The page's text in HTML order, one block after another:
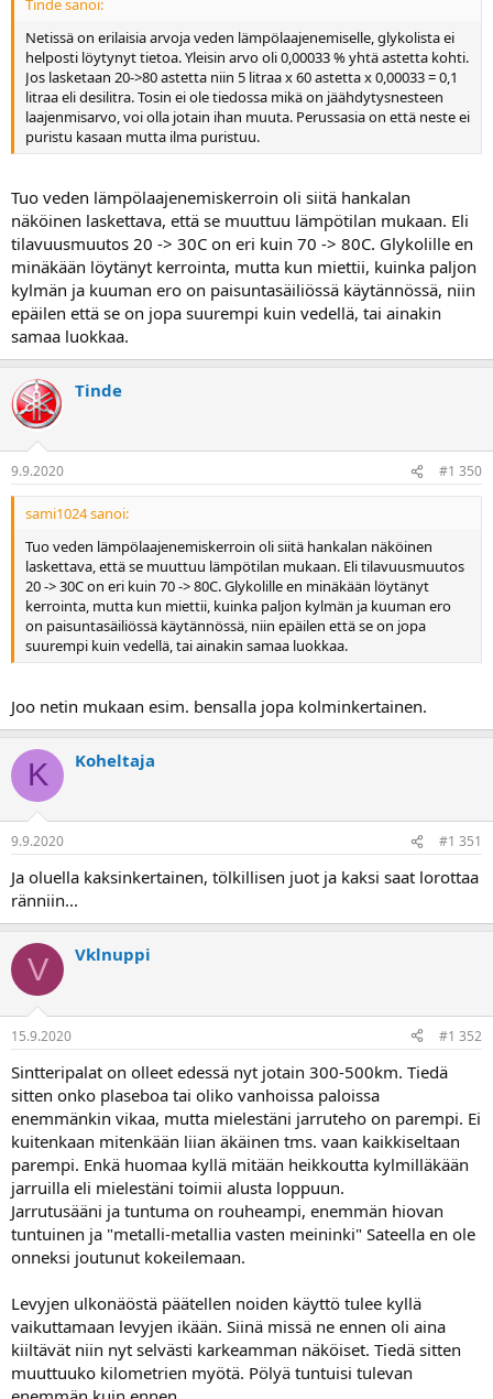
Tinde sanoi:
Netissä on erilaisia arvoja veden lämpölaajenemiselle, glykolista ei
helposti löytynyt tietoa. Yleisin arvo oli 0,00033 % yhtä astetta kohti.
Jos lasketaan 20->80 astetta niin 5 litraa x 60 astetta x 0,00033 = 0,1
litraa eli desilitra. Tosin ei ole tiedossa mikä on jäähdytysnesteen
laajenmisarvo, voi olla jotain ihan muuta. Perussasia on että neste ei
puristu kasaan mutta ilma puristuu.
Tuo veden lämpölaajenemiskerroin oli siitä hankalan
näköinen laskettava, että se muuttuu lämpötilan mukaan. Eli
tilavuusmuutos 20 -> 30C on eri kuin 70 -> 80C. Glykolille en
minäkään löytänyt kerrointa, mutta kun miettii, kuinka paljon
kylmän ja kuuman ero on paisuntasäiliössä käytännössä, niin
epäilen että se on jopa suurempi kuin vedellä, tai ainakin
samaa luokkaa.
Tinde
9.9.2020 #1 350
sami1024 sanoi:
Tuo veden lämpölaajenemiskerroin oli siitä hankalan näköinen
laskettava, että se muuttuu lämpötilan mukaan. Eli tilavuusmuutos
20 -> 30C on eri kuin 70 -> 80C. Glykolille en minäkään löytänyt
kerrointa, mutta kun miettii, kuinka paljon kylmän ja kuuman ero
on paisuntasäiliössä käytännössä, niin epäilen että se on jopa
suurempi kuin vedellä, tai ainakin samaa luokkaa.
Joo netin mukaan esim. bensalla jopa kolminkertainen.
K Koheltaja
9.9.2020 #1 351
Ja oluella kaksinkertainen, tölkillisen juot ja kaksi saat lorottaa
ränniin...
V Vklnuppi
15.9.2020 #1 352
Sintteripalat on olleet edessä nyt jotain 300-500km. Tiedä
sitten onko plaseboa tai oliko vanhoissa paloissa
enemmänkin vikaa, mutta mielestäni jarruteho on parempi. Ei
kuitenkaan mitenkään liian äkäinen tms. vaan kaikkiseltaan
parempi. Enkä huomaa kyllä mitään heikkoutta kylmilläkään
jarruilla eli mielestäni toimii alusta loppuun.
Jarrutusääni ja tuntuma on rouheampi, enemmän hiovan
tuntuinen ja "metalli-metallia vasten meininki" Sateella en ole
onneksi joutunut kokeilemaan.
Levyjen ulkonäöstä päätellen noiden käyttö tulee kyllä
vaikuttamaan levyjen ikään. Siinä missä ne ennen oli aina
kiiltävät niin nyt selvästi karkeamman näköiset. Tiedä sitten
muuttuuko kilometrien myötä. Pölyä tuntuisi tulevan